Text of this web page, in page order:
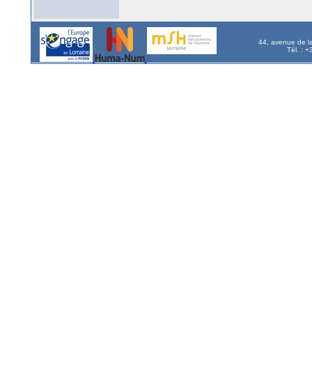
44, avenue de
Tél. :